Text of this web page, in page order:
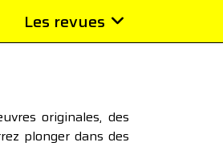
Les revues
originales, des
plonger dans des